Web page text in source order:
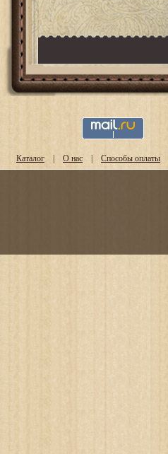
Каталог | О нас | Способы оплаты